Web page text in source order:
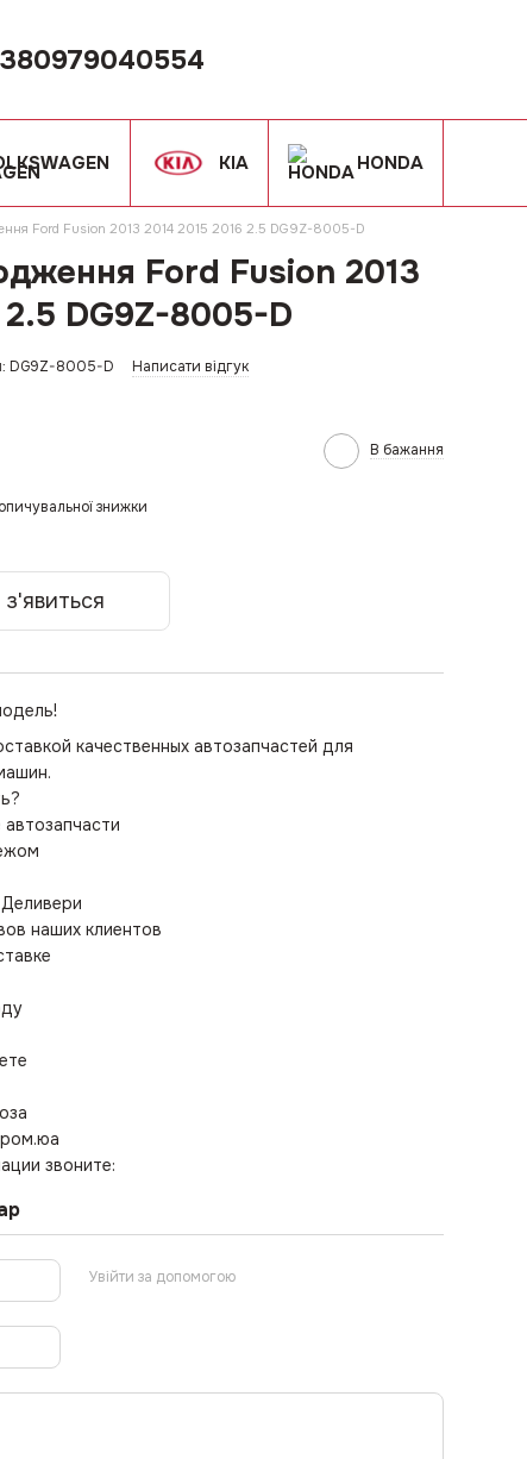
KIA HONDA
Ford Fusion 2013 2014 2015 2016 2.5 DG9Z-8005-D
Ford Fusion 2013
2.5 DG9Z-8005-D
DG9Z-8005-D Написати відгук
В бажання
знижки
качественных автозапчастей для
наших клиентов
звоните:
Увійти за допомогою